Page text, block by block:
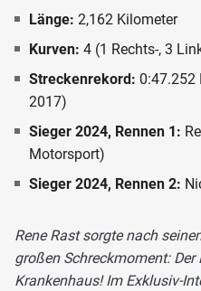
Länge: 2,162 Kilometer
Kurven: 4 (1 Rechts-, 3
Streckenrekord: 0:47.252
2017)
Sieger 2024, Rennen 1:
Motorsport)
Sieger 2024, Rennen 2:
Rene Rast sorgte nach
großen Schreckmoment: Der
Krankenhaus! Im Exklusiv-